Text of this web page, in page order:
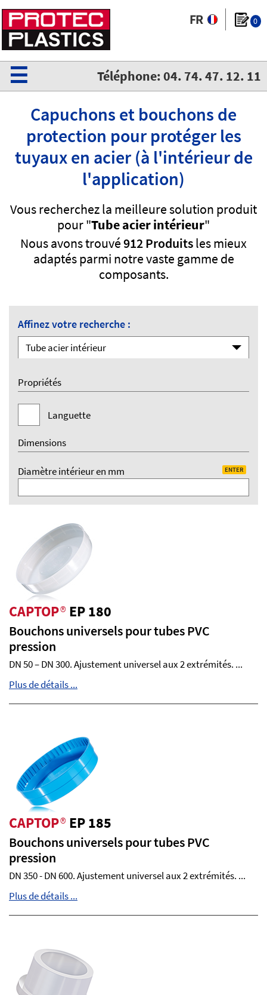
0
Téléphone: 04. 74. 47. 12. 11
☰
Capuchons et bouchons de
protection pour protéger les
tuyaux en acier (à l'intérieur de
l'application)
Vous recherchez la meilleure solution produit
pour "Tube acier intérieur"
Nous avons trouvé912 Produitsles mieux
adaptés parmi notre vaste gamme de
composants.
Affinez votre recherche :
Tube acier intérieur
Propriétés
Languette
Dimensions
Diamètre intérieur en mm ENTER
CAPTOP®EP 180
Bouchons universels pour tubes PVC
pression
DN 50 – DN 300. Ajustement universel aux 2 extrémités. ...
Plus de détails ...
CAPTOP®EP 185
Bouchons universels pour tubes PVC
pression
DN 350 - DN 600. Ajustement universel aux 2 extrémités. ...
Plus de détails ...